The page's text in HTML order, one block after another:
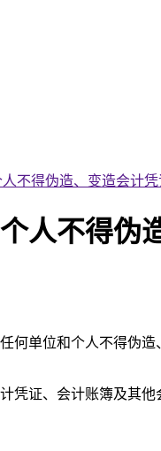
人不得伪造、变造会计
人不得
何单位和个人不得伪
凭证、会计账簿及其